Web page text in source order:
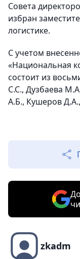
Совета
избран
логистике.
С учетом
«Национальная
состоит из
С.С., Дузбаева
А.Б., Кушеров
zkadm